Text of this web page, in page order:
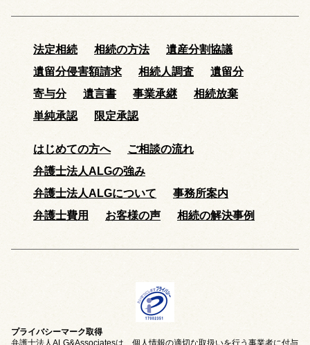
法定相続 相続の方法
遺産分割協議
遺留分侵害額請求
相続人調査
遺留分
寄与分
遺言書 事業承継
相続放棄
単純承認
限定承認
はじめての方へ
ご相談の流れ
弁護士法人ALGの強み
弁護士法人ALGについて
事務所案内
弁護士費用
お客様の声 相続の解決事例
プライバシーマーク取得
弁護士法人ALG&Associatesは、個人情報の適切な取扱いを行う事業者に付与